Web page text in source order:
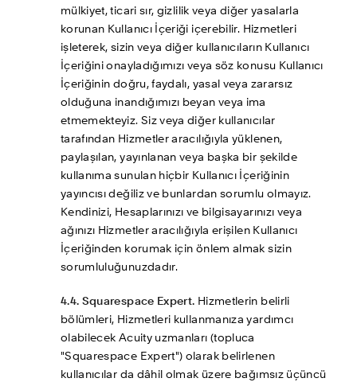
mülkiyet, ticari sır, gizlilik veya diğer yasalarla
korunan Kullanıcı İçeriği içerebilir. Hizmetleri
işleterek, sizin veya diğer kullanıcıların Kullanıcı
İçeriğini onayladığımızı veya söz konusu Kullanıcı
İçeriğinin doğru, faydalı, yasal veya zararsız
olduğuna inandığımızı beyan veya ima
etmemekteyiz. Siz veya diğer kullanıcılar
tarafından Hizmetler aracılığıyla yüklenen,
paylaşılan, yayınlanan veya başka bir şekilde
kullanıma sunulan hiçbir Kullanıcı İçeriğinin
yayıncısı değiliz ve bunlardan sorumlu olmayız.
Kendinizi, Hesaplarınızı ve bilgisayarınızı veya
ağınızı Hizmetler aracılığıyla erişilen Kullanıcı
İçeriğinden korumak için önlem almak sizin
sorumluluğunuzdadır.
4.4. Squarespace Expert. Hizmetlerin belirli
bölümleri, Hizmetleri kullanmanıza yardımcı
olabilecek Acuity uzmanları (topluca
"Squarespace Expert") olarak belirlenen
kullanıcılar da dâhil olmak üzere bağımsız üçüncü